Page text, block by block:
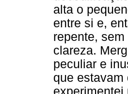
alta o
entre si e,
repente,
clareza.
peculiar e
que estavam
experimentei